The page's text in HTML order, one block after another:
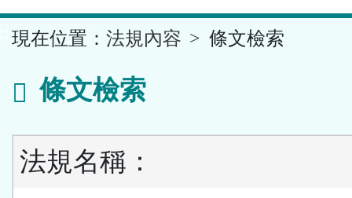
現在位置： 法規內容 條文檢索
條文檢索
法規名稱：